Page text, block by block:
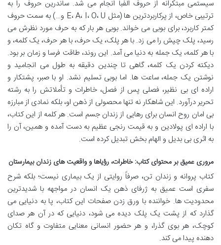
سیستمی مبتکرانه از حروف الفبا انجام می شد. ساندرین حروف را به
ترتیبی خاص، از پرکاربردترین ها (مثل E، A، I، O، U و…) به سمت حروف
کمتر کاربرد، برای بوبی می خواند. بوبی هر بار که به حرف مورد نظرش می
رسید، پلک چپش را می زد. با هر پلک، یک حرف، با هر حرف، یک کلمه، و
با هر کلمه، یک جمله به دنیا می آمد. این روند، طاقت فرسا و زمان بر بود.
دیکته کردن یک کلمه، گاهی تا چندین دقیقه به طول می انجامید و
نوشتن یک جمله، ساعت ها. اما بوبی تسلیم نشد. او با صبر، پشتکار و
اراده ای بی نظیر، فصلی پس از فصل، خاطرات و تأملاتش را به رشته
تحریر درآورد. این شاهکار نه تنها محصولی از ذهن او، بلکه نمادی از مبارزه
بی امان روح انسان برای رهایی از زندان جسم است. هر کلمه از این کتاب،
با اراده ای پولادین و به قیمت رنجی عظیم به دست آمده و همین، آن را
به اثری بی بدیل و الهام بخش تبدیل کرده است.
مروری عمیق بر محتوای کتاب: خاطرات، رؤیاها و واقعیت های زندان بیمارستان
کتاب پروانه و زندان تن، صرفاً روایتی از یک بیماری نیست؛ بلکه شرح
سفری است عمیق به ژرفای ذهن یک انسان در مواجهه با شدیدترین
محدودیت ها. خواننده با ورق زدن صفحات این کتاب، پا به دنیایی می
گذارد که از پشت یک پلک دیده می شود، دنیایی که در آن هر صدای
کوچک، هر بوی گذرا، و هر حضور انسانی معنایی متفاوت و گاه تکان
دهنده پیدا می کند.